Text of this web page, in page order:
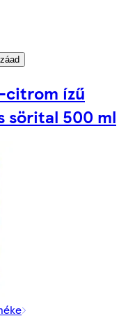
citrom ízű
sörital 500 ml